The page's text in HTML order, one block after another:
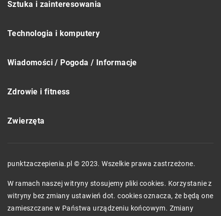
Sztuka i zainteresowania
Technologia i komputery
Wiadomości / Pogoda / Informacje
Zdrowie i fitness
Zwierzęta
punktzaczepienia.pl © 2023. Wszelkie prawa zastrzeżone.
W ramach naszej witryny stosujemy pliki cookies. Korzystanie z
witryny bez zmiany ustawień dot. cookies oznacza, że będą one
zamieszczane w Państwa urządzeniu końcowym. Zmiany